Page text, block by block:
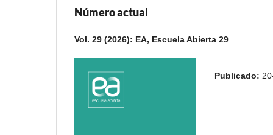
Número actual
Vol. 29 (2026): EA, Escuela Abierta 29
Publicado: